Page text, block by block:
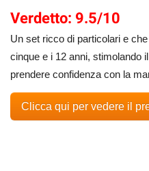
Verdetto: 9.5/10
Un set ricco di particolari e
cinque e i 12 anni, stimolando
prendere confidenza con la
Clicca qui per vedere il